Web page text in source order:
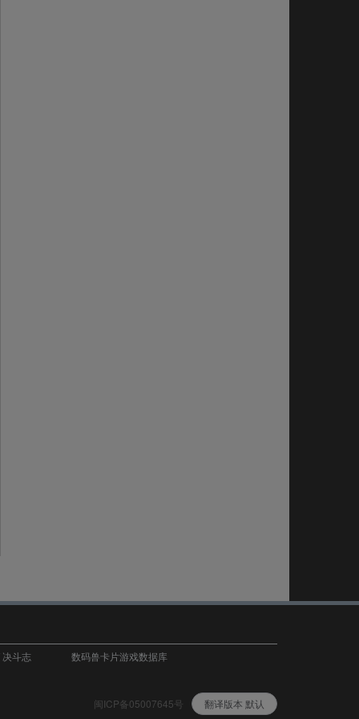
斗志 数码兽卡片游戏数据库
闽ICP备05007645号 翻译版本 默认